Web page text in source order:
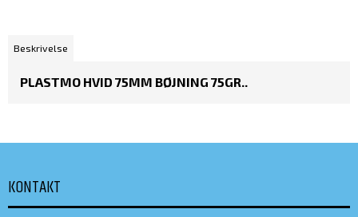
Beskrivelse
PLASTMO HVID 75MM BØJNING 75GR..
KONTAKT